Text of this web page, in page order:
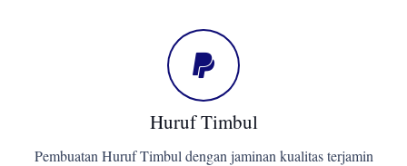
Huruf Timbul
Pembuatan Huruf Timbul dengan jaminan kualitas terjamin